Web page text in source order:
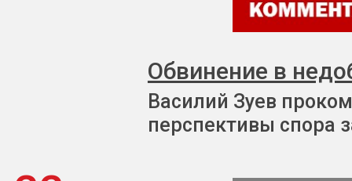
Обвинение в
Василий Зуев
перспективы спора